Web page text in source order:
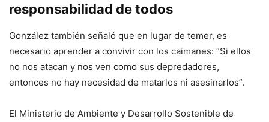
responsabilidad de todos
González también señaló que en lugar de temer, es
necesario aprender a convivir con los caimanes: “Si ellos
no nos atacan y nos ven como sus depredadores,
entonces no hay necesidad de matarlos ni asesinarlos”.
El Ministerio de Ambiente y Desarrollo Sostenible de